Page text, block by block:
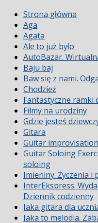
Strona główna
Aga
Agata
Ale to już było
AutoBazar.
Baju baj
Baw się z nami.
Chodzież
Fantastyczne ramki
Filmy na urodziny
Gdzie jesteś
Gitara
Guitar improvisation
Guitar Soloing
soloing
Imieniny. Życzenia i
InterEkspress.
Dziennik codzienny
Jaka gitara dla
Jaka to melodia.